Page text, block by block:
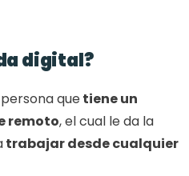
digital?
que tiene un
remoto, el cual le da la
trabajar desde cualquier